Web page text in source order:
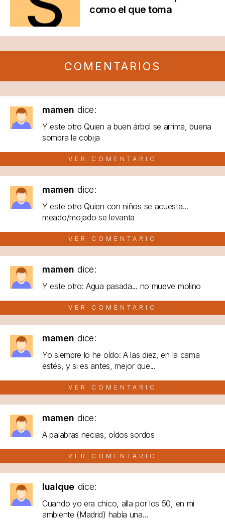
como el que toma
COMENTARIOS
mamen dice:
Y este otro Quien a buen árbol se arrima, buena
sombra le cobija
VER COMENTARIO
mamen dice:
Y este otro Quien con niños se acuesta...
meado/mojado se levanta
VER COMENTARIO
mamen dice:
Y este otro: Agua pasada... no mueve molino
VER COMENTARIO
mamen dice:
Yo siempre lo he oído: A las diez, en la cama
estés, y si es antes, mejor que...
VER COMENTARIO
mamen dice:
A palabras necias, oídos sordos
VER COMENTARIO
lualque dice:
Cuando yo era chico, alla por los 50, en mi
ambiente (Madrid) había una...